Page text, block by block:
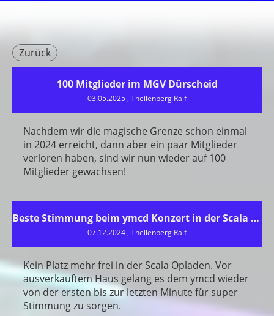
Zurück
100 Mitglieder im MGV Dürscheid
03.05.2025 , Theilenberg Ralf
Nachdem wir die magische Grenze schon einmal
in 2024 erreicht, dann aber ein paar Mitglieder
verloren haben, sind wir nun wieder auf 100
Mitglieder gewachsen!
Beste Stimmung beim ymcd Konzert in der Scala Opladen
07.12.2024 , Theilenberg Ralf
Kein Platz mehr frei in der Scala Opladen. Vor
ausverkauftem Haus gelang es dem ymcd wieder
von der ersten bis zur letzten Minute für super
Stimmung zu sorgen.